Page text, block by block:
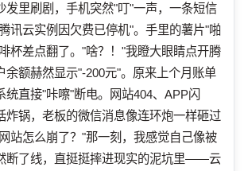
发里刷剧，手机突然"叮"一声，一条短信
讯云实例因欠费已停机"。手里的薯片"啪
杯差点翻了。"啥？！"我瞪大眼睛点开腾
余额赫然显示"-200元"。原来上个月账单
统直接"咔嚓"断电。网站404、APP闪
炸锅，老板的微信消息像连环炮一样砸过
站怎么崩了？"那一刻，我感觉自己像被
断了线，直挺挺摔进现实的泥坑里——云